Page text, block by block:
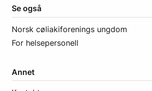
Se også
Norsk cøliakiforenings ungdom
For helsepersonell
Annet